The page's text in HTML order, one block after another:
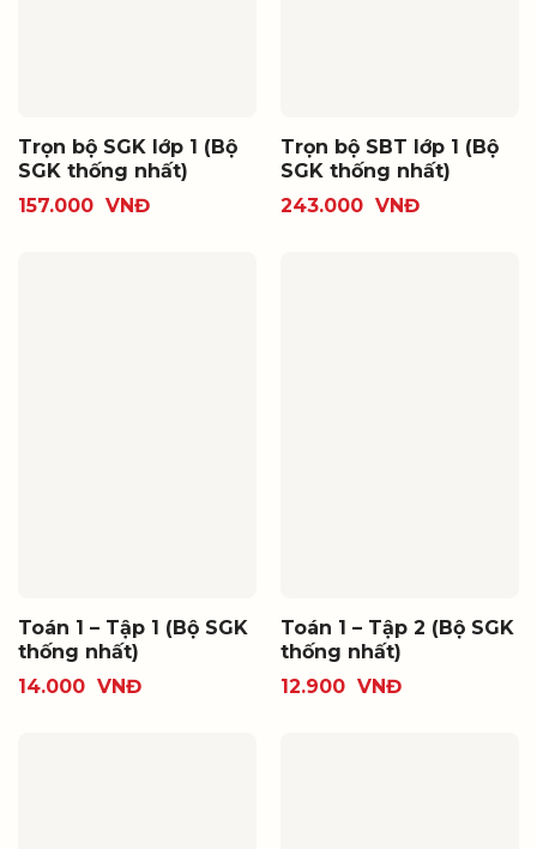
Trọn bộ SGK lớp 1 (Bộ
SGK thống nhất)
157.000 VNĐ
Trọn bộ SBT lớp 1 (Bộ
SGK thống nhất)
243.000 VNĐ
Toán 1 – Tập 1 (Bộ SGK
thống nhất)
14.000 VNĐ
Toán 1 – Tập 2 (Bộ SGK
thống nhất)
12.900 VNĐ